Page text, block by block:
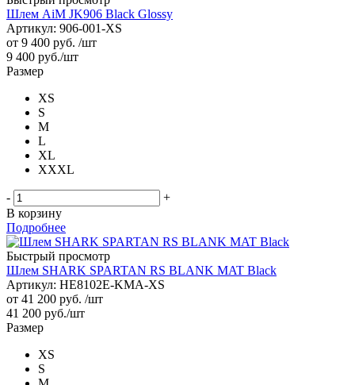
Шлем AiM JK906 Black Glossy
Артикул: 906-001-XS
от 9 400 руб. /шт
9 400 руб./шт
Размер
XS
S
M
L
XL
XXXL
-
+
В корзину
Подробнее
Быстрый просмотр
Шлем SHARK SPARTAN RS BLANK MAT Black
Артикул: HE8102E-KMA-XS
от 41 200 руб. /шт
41 200 руб./шт
Размер
XS
S